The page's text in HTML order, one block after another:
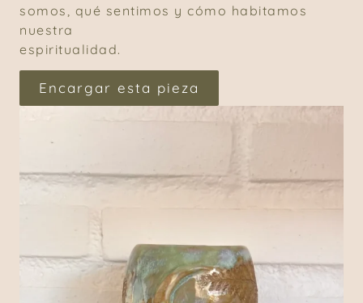
somos, qué sentimos y cómo habitamos
nuestra
espiritualidad.
Encargar esta pieza